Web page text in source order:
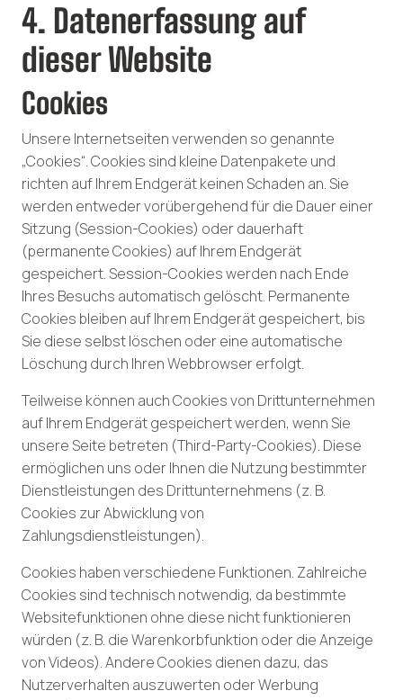
4. Datenerfassung auf
dieser Website
Cookies
Unsere Internetseiten verwenden so genannte
„Cookies“. Cookies sind kleine Datenpakete und
richten auf Ihrem Endgerät keinen Schaden an. Sie
werden entweder vorübergehend für die Dauer einer
Sitzung (Session-Cookies) oder dauerhaft
(permanente Cookies) auf Ihrem Endgerät
gespeichert. Session-Cookies werden nach Ende
Ihres Besuchs automatisch gelöscht. Permanente
Cookies bleiben auf Ihrem Endgerät gespeichert, bis
Sie diese selbst löschen oder eine automatische
Löschung durch Ihren Webbrowser erfolgt.
Teilweise können auch Cookies von Drittunternehmen
auf Ihrem Endgerät gespeichert werden, wenn Sie
unsere Seite betreten (Third-Party-Cookies). Diese
ermöglichen uns oder Ihnen die Nutzung bestimmter
Dienstleistungen des Drittunternehmens (z. B.
Cookies zur Abwicklung von
Zahlungsdienstleistungen).
Cookies haben verschiedene Funktionen. Zahlreiche
Cookies sind technisch notwendig, da bestimmte
Websitefunktionen ohne diese nicht funktionieren
würden (z. B. die Warenkorbfunktion oder die Anzeige
von Videos). Andere Cookies dienen dazu, das
Nutzerverhalten auszuwerten oder Werbung